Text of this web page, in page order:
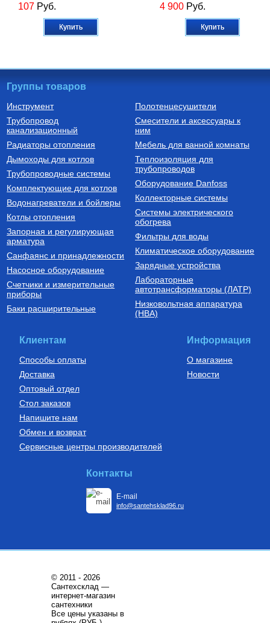
107 Руб.
Купить
4 900 Руб.
Купить
Насосы циркуляционные
Циркуль 25/40 (1х220В;
0,07кВт)
2 650Руб.
Купить
Котлы газовые настенные
Котел газовый двухконтурный
DELUXE C COAXIAL 24K
47 740Руб.
Трубы из сшитого полиэтилена
полиэтилена с барьерным
VA1622.3.C.200
14 600Руб.
Купить
Группы товаров
Инструмент
Трубопровод
канализационный
Радиаторы отопления
Дымоходы для котлов
Трубопроводные системы
Комплектующие для котлов
Водонагреватели и бойлеры
Котлы отопления
Запорная и регулирующая
арматура
Санфаянс и принадлежности
Насосное оборудование
Счетчики и измерительные
приборы
Баки расширительные
Полотенцесушители
Смесители и аксессуары к
ним
Мебель для ванной комнаты
Теплоизоляция для
трубопроводов
Оборудование Danfoss
Коллекторные системы
Системы электрического
обогрева
Фильтры для воды
Климатическое оборудование
Зарядные устройства
Лабораторные
автотрансформаторы (ЛАТР)
Низковольтная аппаратура
(НВА)
Клиентам
Способы оплаты
Доставка
Оптовый отдел
Стол заказов
Напишите нам
Обмен и возврат
Сервисные центры производителей
Информация
О магазине
Новости
Контакты
E-mail
info@santehsklad96.ru
© 2011 - 2026
Сантехсклад —
интернет-магазин
сантехники
Все цены указаны в